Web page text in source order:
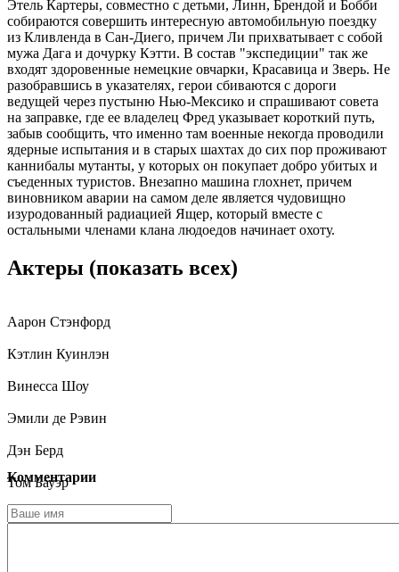
Этель Картеры, совместно с детьми, Линн, Брендой и Бобби
собираются совершить интересную автомобильную поездку
из Кливленда в Сан-Диего, причем Ли прихватывает с собой
мужа Дага и дочурку Кэтти. В состав "экспедиции" так же
входят здоровенные немецкие овчарки, Красавица и Зверь. Не
разобравшись в указателях, герои сбиваются с дороги
ведущей через пустыню Нью-Мексико и спрашивают совета
на заправке, где ее владелец Фред указывает короткий путь,
забыв сообщить, что именно там военные некогда проводили
ядерные испытания и в старых шахтах до сих пор проживают
каннибалы мутанты, у которых он покупает добро убитых и
съеденных туристов. Внезапно машина глохнет, причем
виновником аварии на самом деле является чудовищно
изуродованный радиацией Ящер, который вместе с
остальными членами клана людоедов начинает охоту.
Актеры (показать всех)
Аарон Стэнфорд
Кэтлин Куинлэн
Винесса Шоу
Эмили де Рэвин
Дэн Берд
Том Бауэр
Билли Драго
Комментарии